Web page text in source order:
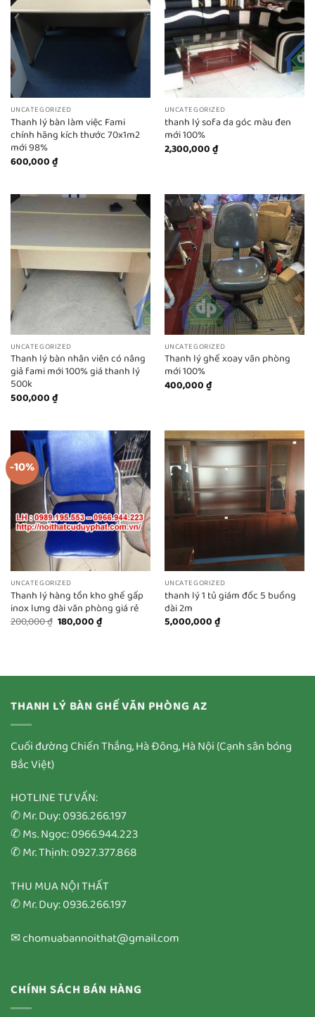
UNCATEGORIZED
Thanh lý bàn làm việc Fami
chính hãng kích thước 70x1m2
mới 98%
600,000₫
UNCATEGORIZED
thanh lý sofa da góc màu đen
mới 100%
2,300,000₫
UNCATEGORIZED
Thanh lý bàn nhân viên có nâng
giả fami mới 100% giá thanh lý
500k
500,000₫
UNCATEGORIZED
Thanh lý ghế xoay văn phòng
mới 100%
400,000₫
-10%
UNCATEGORIZED
Thanh lý hàng tồn kho ghế gấp
inox lưng dài văn phòng giá rẻ
200,000₫ Giá
gốc
180,000₫Giá
UNCATEGORIZED
thanh lý 1 tủ giám đốc 5 buồng
dài 2m
5,000,000₫
THANH LÝ BÀN GHẾ VĂN PHÒNG AZ
Cuối đường Chiến Thắng, Hà Đông, Hà Nội (Cạnh sân bóng
Bắc Việt)
HOTLINE TƯ VẤN:
✆ Mr. Duy: 0936.266.197
✆ Ms. Ngọc: 0966.944.223
✆ Mr. Thịnh: 0927.377.868
THU MUA NỘI THẤT
✆ Mr. Duy: 0936.266.197
✉ chomuabannoithat@gmail.com
CHÍNH SÁCH BÁN HÀNG